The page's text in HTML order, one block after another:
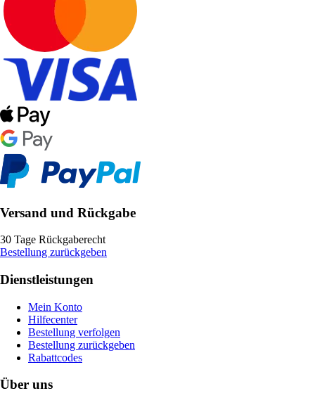
Versand und Rückgabe
30 Tage Rückgaberecht
Bestellung zurückgeben
Dienstleistungen
Mein Konto
Hilfecenter
Bestellung verfolgen
Bestellung zurückgeben
Rabattcodes
Über uns